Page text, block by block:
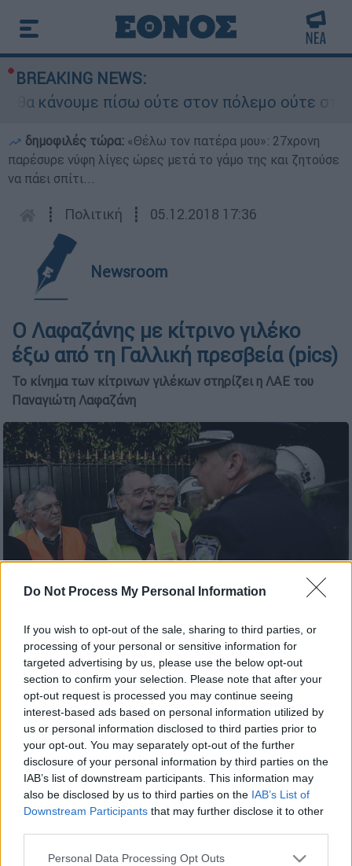
Do Not Process My Personal Information
If you wish to opt-out of the sale, sharing to third parties, or
processing of your personal or sensitive information for
targeted advertising by us, please use the below opt-out
section to confirm your selection. Please note that after your
opt-out request is processed you may continue seeing
interest-based ads based on personal information utilized by
us or personal information disclosed to third parties prior to
your opt-out. You may separately opt-out of the further
disclosure of your personal information by third parties on the
IAB’s list of downstream participants. This information may
also be disclosed by us to third parties on the IAB’s List of
Downstream Participants that may further disclose it to other
Please note that this website/app uses one or more Google
Personal Data Processing Opt Outs
BREAKING NEWS:
κάνουμε πίσω ούτε στον πόλεμο ούτε στις
δημοφιλές τώρα: «Θέλω τον πατέρα μου»: 27χρονη
παρέσυρε νύφη λίγες ώρες μετά το γάμο της και ζητούσε
να πάει σπίτι...
┋ Πολιτική ┋ 05.12.2018 17:36
Newsroom
Ο Λαφαζάνης με κίτρινο γιλέκο
έξω από τη Γαλλική πρεσβεία (pics)
Το κίνημα των κίτρινων γιλέκων στηρίζει η ΛΑΕ του
Παναγιώτη Λαφαζάνη
Παναγιώτης Λαφαζάνης (Eurokinissi/Στέλιος Μίσινας)
Προσθέστε το ΕΘΝΟΣ στη Google
Ο γραμματέας της ΛΑΕ μαζί με μέλη του
κόμματός του πραγματοποίησαν παράσταση
διαμαρτυρίας έξω από τη Γαλλική πρεσβεία
στο κέντρο της Αθήνας. Μάλιστα ο κ.
Λαφαζάνης ήρθε σε αντιπαράθεση με
αστυνομικές δυνάμεις οι οποίες θέλησαν να
περιορίσουν τις διαμαρτυρίες της ΛΑΕ.